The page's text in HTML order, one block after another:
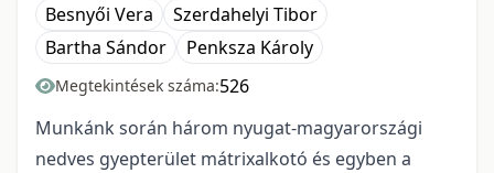
Besnyői Vera
Szerdahelyi Tibor
Bartha Sándor
Penksza Károly
Megtekintések száma:526
Munkánk során három nyugat-magyarországi
nedves gyepterület mátrixalkotó és egyben a